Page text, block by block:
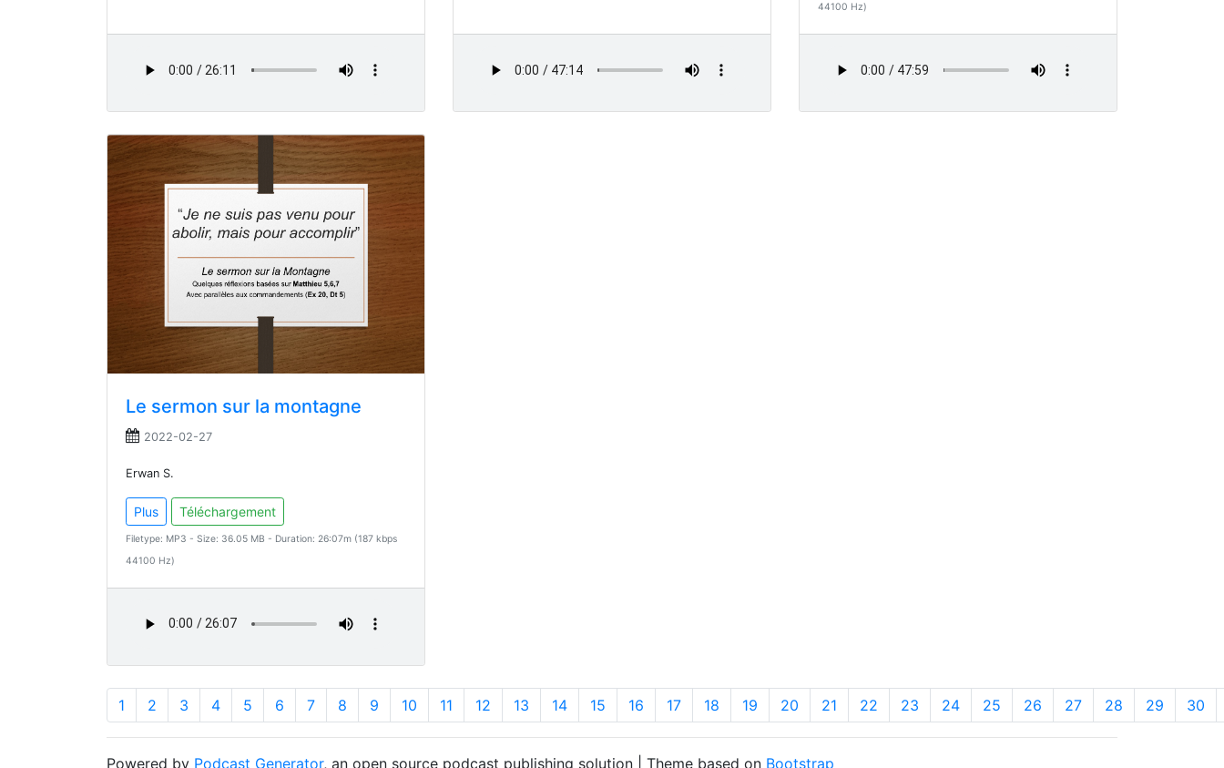
44100 Hz)
Le sermon sur la montagne
2022-02-27
Erwan S.
Plus Téléchargement
Filetype: MP3 - Size: 36.05 MB - Duration: 26:07m (187 kbps
44100 Hz)
1 2 3 4 5 6 7 8 9 10 11 12 13 14 15 16 17 18 19 20 21 22 23 24 25 26 27 28 29 30
Powered by Podcast Generator, an open source podcast publishing solution | Theme based on Bootstrap